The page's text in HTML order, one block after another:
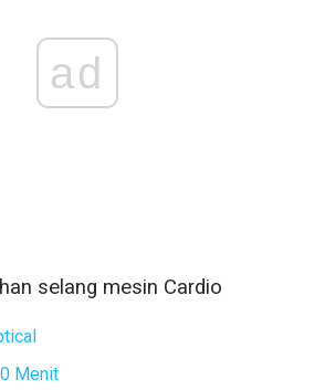
ad
selang mesin Cardio
Menit